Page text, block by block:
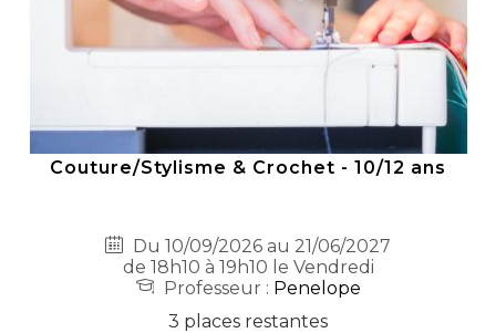
Couture/Stylisme & Crochet - 10/12 ans
Du 10/09/2026 au 21/06/2027
de 18h10 à 19h10 le Vendredi
Professeur : Penelope
3 places restantes